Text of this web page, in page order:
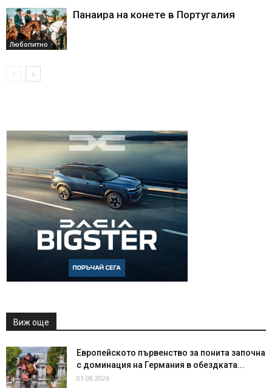
Любопитно
Панаира на конете в Португалия
Виж още
Европейското първенство за понита започна
с доминация на Германия в обездката...
01.08.2026